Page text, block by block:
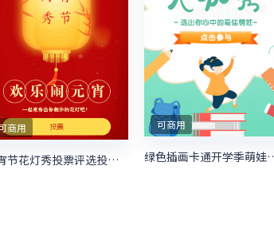
商用
元宵节花灯秀投票评选投票活动
可商用
绿色插画卡通开